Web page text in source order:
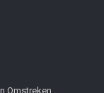
Omstreken